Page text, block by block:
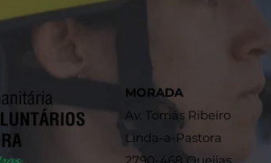
MORADA
Av. Tomás Ribeiro
Linda-a-Pastora